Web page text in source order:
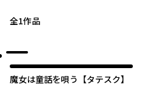
全1作品
魔女は童話を唄う【タテスク】